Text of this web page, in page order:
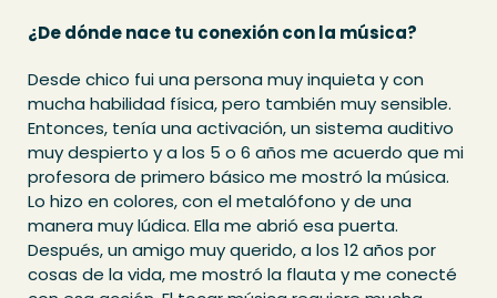
¿De dónde nace tu conexión con la música?
Desde chico fui una persona muy inquieta y con
mucha habilidad física, pero también muy sensible.
Entonces, tenía una activación, un sistema auditivo
muy despierto y a los 5 o 6 años me acuerdo que mi
profesora de primero básico me mostró la música.
Lo hizo en colores, con el metalófono y de una
manera muy lúdica. Ella me abrió esa puerta.
Después, un amigo muy querido, a los 12 años por
cosas de la vida, me mostró la flauta y me conecté